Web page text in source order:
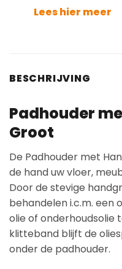
Lees hier meer
BESCHRIJVING
Padhouder
Groot
De Padhouder met
de hand uw vloer,
Door de stevige
behandelen i.c.m. een
olie of onderhoudsolie
klitteband blijft de
onder de padhouder.